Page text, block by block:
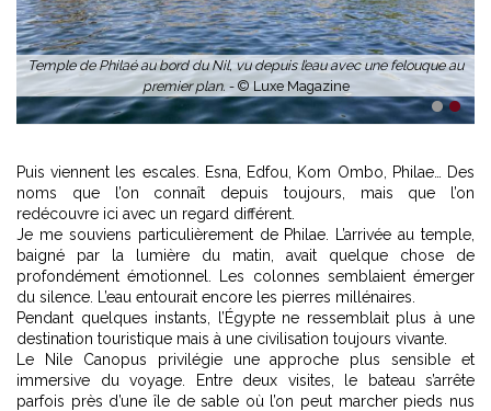
Temple de Philaé au bord du Nil, vu depuis l’eau avec une felouque au
premier plan. - © Luxe Magazine
1 2
Puis viennent les escales. Esna, Edfou, Kom Ombo, Philae… Des
noms que l’on connaît depuis toujours, mais que l’on
redécouvre ici avec un regard différent.
Je me souviens particulièrement de Philae. L’arrivée au temple,
baigné par la lumière du matin, avait quelque chose de
profondément émotionnel. Les colonnes semblaient émerger
du silence. L’eau entourait encore les pierres millénaires.
Pendant quelques instants, l’Égypte ne ressemblait plus à une
destination touristique mais à une civilisation toujours vivante.
Le Nile Canopus privilégie une approche plus sensible et
immersive du voyage. Entre deux visites, le bateau s’arrête
parfois près d’une île de sable où l’on peut marcher pieds nus